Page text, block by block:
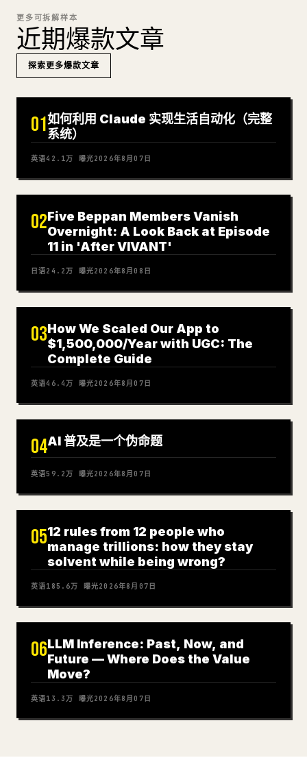
更多可拆解样本
近期爆款文章
探索更多爆款文章
01如何利用 Claude 实现生活自动化（完整
系统）
英语42.1万 曝光2026年8月07日
02Five Beppan Members Vanish
Overnight: A Look Back at Episode
11 in 'After VIVANT'
日语24.2万 曝光2026年8月08日
03How We Scaled Our App to
$1,500,000/Year with UGC: The
Complete Guide
英语46.4万 曝光2026年8月07日
04AI 普及是一个伪命题
英语59.2万 曝光2026年8月07日
0512 rules from 12 people who
manage trillions: how they stay
solvent while being wrong?
英语185.6万 曝光2026年8月07日
06LLM Inference: Past, Now, and
Future — Where Does the Value
Move?
英语13.3万 曝光2026年8月07日